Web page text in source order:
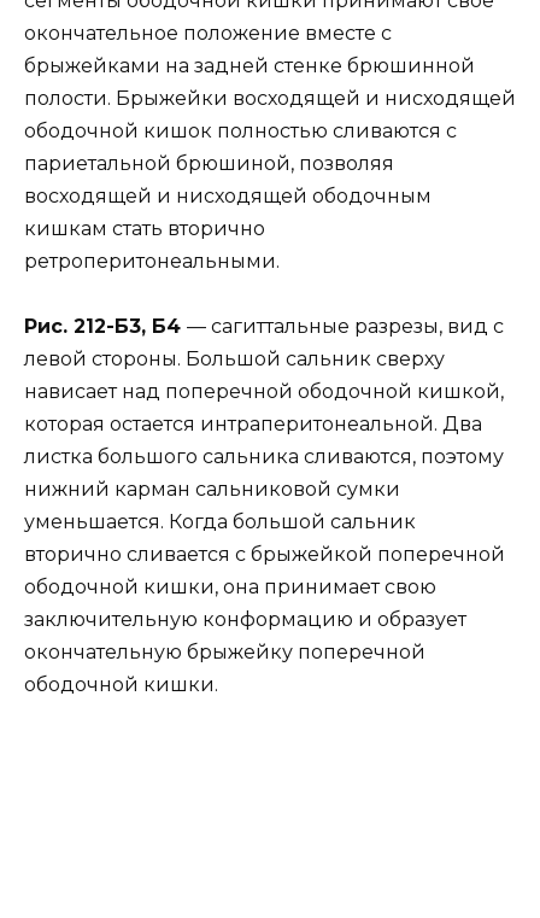
окончательное положение вместе с
брыжейками на задней стенке брюшинной
полости. Брыжейки восходящей и нисходящей
ободочной кишок полностью сливаются с
париетальной брюшиной, позволяя
восходящей и нисходящей ободочным
кишкам стать вторично
ретроперитонеальными.
Рис. 212-Б3, Б4 — сагиттальные разрезы, вид с
левой стороны. Большой сальник сверху
нависает над поперечной ободочной кишкой,
которая остается интраперитонеальной. Два
листка большого сальника сливаются, поэтому
нижний карман сальниковой сумки
уменьшается. Когда большой сальник
вторично сливается с брыжейкой поперечной
ободочной кишки, она принимает свою
заключительную конформацию и образует
окончательную брыжейку поперечной
ободочной кишки.